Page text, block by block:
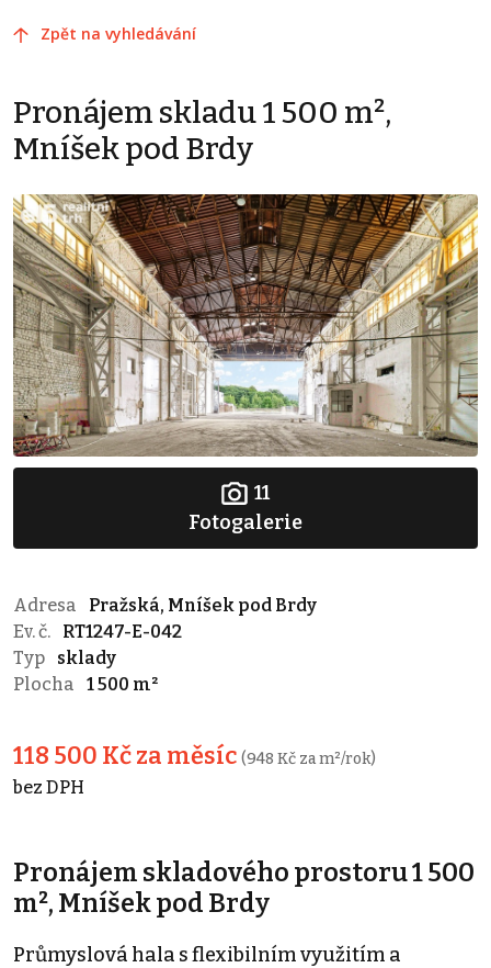
Zpět na vyhledávání
Pronájem skladu 1 500 m²,
Mníšek pod Brdy
11
Fotogalerie
Adresa
Pražská, Mníšek pod Brdy
Ev. č.
RT1247-E-042
Typ
sklady
Plocha
1 500 m²
118 500 Kč za měsíc (948 Kč za m²/rok)
bez DPH
Pronájem skladového prostoru 1 500
m², Mníšek pod Brdy
Průmyslová hala s flexibilním využitím a